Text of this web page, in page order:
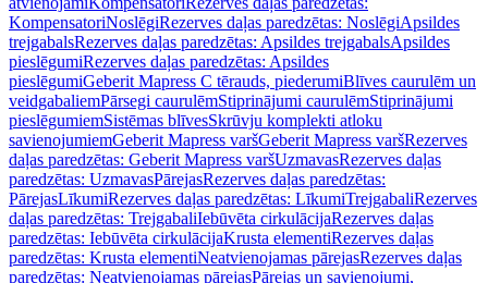
KompensatoriNoslēgiRezerves daļas paredzētas: NoslēgiApsildes
trejgabalsRezerves daļas paredzētas: Apsildes trejgabalsApsildes
pieslēgumiRezerves daļas paredzētas: Apsildes
pieslēgumiGeberit Mapress C tērauds, piederumiBlīves caurulēm un
veidgabaliemPārsegi caurulēmStiprinājumi caurulēmStiprinājumi
pieslēgumiemSistēmas blīvesSkrūvju komplekti atloku
savienojumiemGeberit Mapress varšGeberit Mapress varšRezerves
daļas paredzētas: Geberit Mapress varšUzmavasRezerves daļas
paredzētas: UzmavasPārejasRezerves daļas paredzētas:
PārejasLīkumiRezerves daļas paredzētas: LīkumiTrejgabaliRezerves
daļas paredzētas: TrejgabaliIebūvēta cirkulācijaRezerves daļas
paredzētas: Iebūvēta cirkulācijaKrusta elementiRezerves daļas
paredzētas: Krusta elementiNeatvienojamas pārejasRezerves daļas
paredzētas: Neatvienojamas pārejasPārejas un savienojumi,